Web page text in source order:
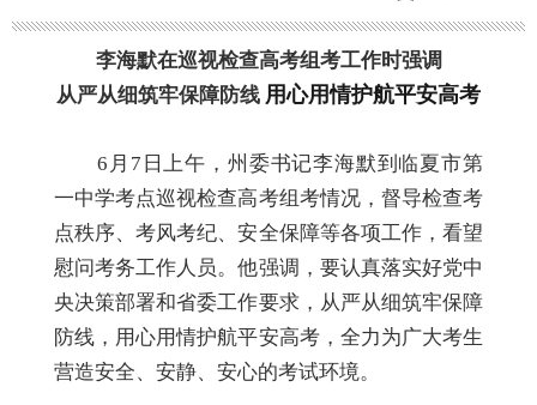
李海默在巡视检查高考组考工作时强调
从严从细筑牢保障防线 用心用情护航平安高考
6月7日上午，州委书记李海默到临夏市第
一中学考点巡视检查高考组考情况，督导检查考
点秩序、考风考纪、安全保障等各项工作，看望
慰问考务工作人员。他强调，要认真落实好党中
央决策部署和省委工作要求，从严从细筑牢保障
防线，用心用情护航平安高考，全力为广大考生
营造安全、安静、安心的考试环境。